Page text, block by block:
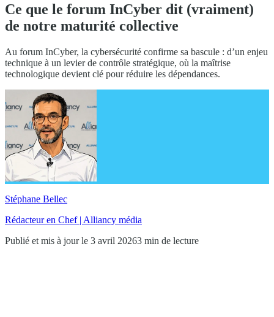
Ce que le forum InCyber dit (vraiment)
de notre maturité collective
Au forum InCyber, la cybersécurité confirme sa bascule : d’un enjeu
technique à un levier de contrôle stratégique, où la maîtrise
technologique devient clé pour réduire les dépendances.
Stéphane Bellec
Rédacteur en Chef | Alliancy média
Publié et mis à jour le 3 avril 20263 min de lecture